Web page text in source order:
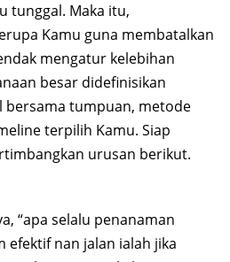
tunggal. Maka itu,
Kamu guna membatalkan
mengatur kelebihan
besar didefinisikan
bersama tumpuan, metode
terpilih Kamu. Siap
urusan berikut.
“apa selalu penanaman
efektif nan jalan ialah jika